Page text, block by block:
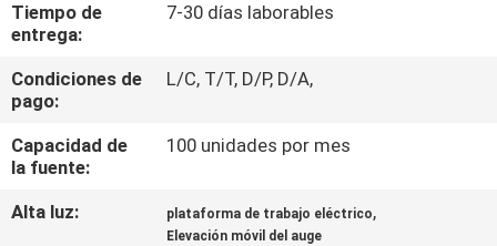
ÉNTRENOS
EN
CONTACTO
CON
PIDA
Tiempo de
entrega:
7-30 días laborables
Condiciones de
pago:
L/C, T/T, D/P, D/A,
Capacidad de
la fuente:
100 unidades por mes
Alta luz: plataforma de trabajo eléctrico,
Elevación móvil del auge